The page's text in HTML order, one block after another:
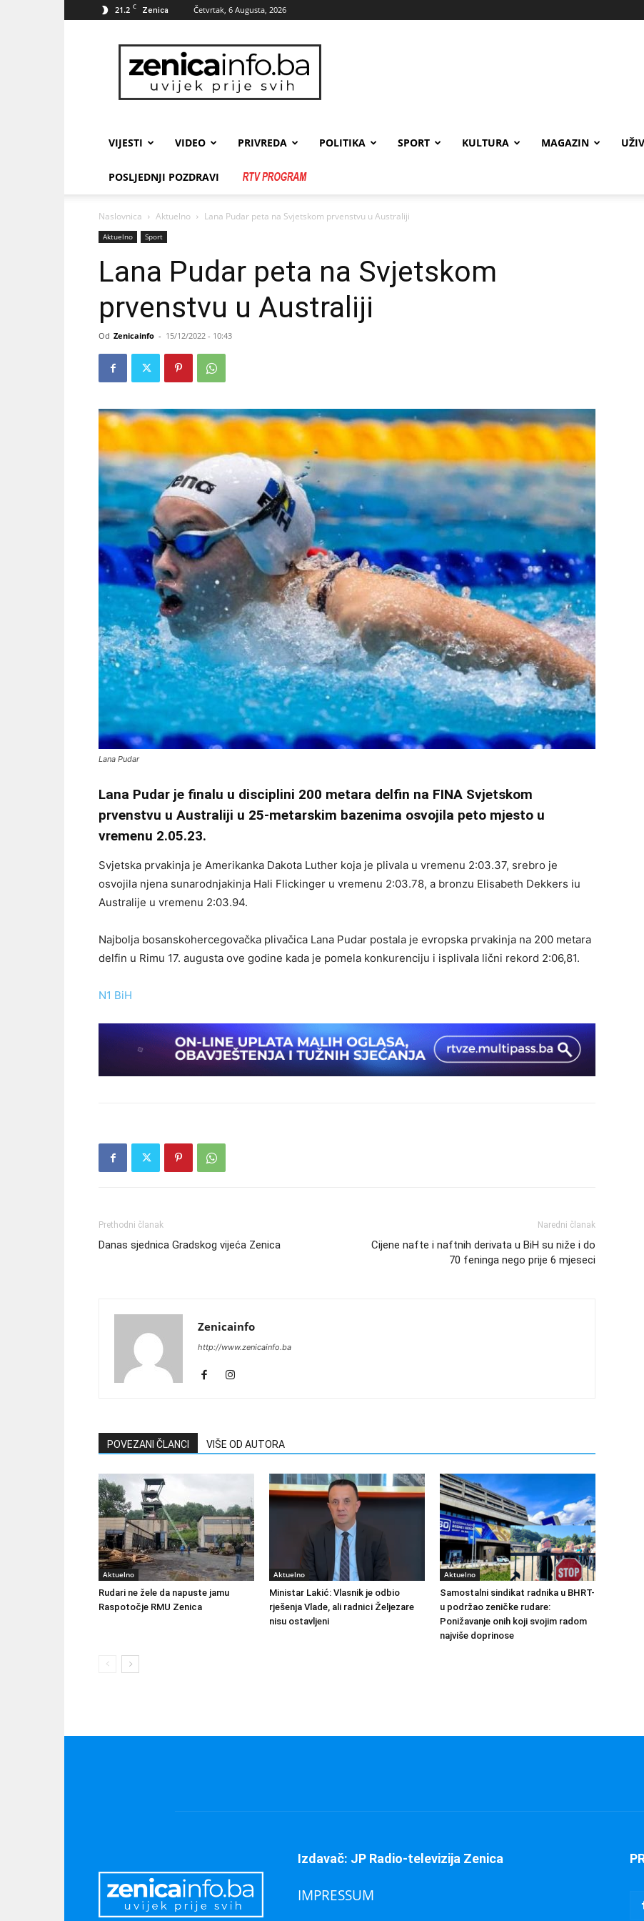
21.2 C Zenica Četvrtak, 6 Augusta, 2026
zenicainfo.ba
VIJESTI VIDEO PRIVREDA POLITIKA SPORT KULTURA MAGAZIN
POSLJEDNJI POZDRAVI
Naslovnica Aktuelno Lana Pudar peta na Svjetskom prvenstvu u Australiji
Aktuelno Sport
Lana Pudar peta na Svjetskom
prvenstvu u Australiji
Od Zenicainfo - 15/12/2022 - 10:43
Lana Pudar
Lana Pudar je finalu u disciplini 200 metara delfin na FINA Svjetskom
prvenstvu u Australiji u 25-metarskim bazenima osvojila peto mjesto u
vremenu 2.05.23.
Svjetska prvakinja je Amerikanka Dakota Luther koja je plivala u vremenu 2:03.37, srebro je
osvojila njena sunarodnjakinja Hali Flickinger u vremenu 2:03.78, a bronzu Elisabeth Dekkers iu
Australije u vremenu 2:03.94.
Najbolja bosanskohercegovačka plivačica Lana Pudar postala je evropska prvakinja na 200 metara
delfin u Rimu 17. augusta ove godine kada je pomela konkurenciju i isplivala lični rekord 2:06,81.
N1 BiH
Prethodni članak
Danas sjednica Gradskog vijeća Zenica
Naredni članak
Cijene nafte i naftnih derivata u BiH su niže i do
70 feninga nego prije 6 mjeseci
Zenicainfo
http://www.zenicainfo.ba
POVEZANI ČLANCI VIŠE OD AUTORA
Aktuelno
Rudari ne žele da napuste jamu
Raspotočje RMU Zenica
Aktuelno
Ministar Lakić: Vlasnik je odbio
rješenja Vlade, ali radnici Željezare
nisu ostavljeni
Aktuelno
Samostalni sindikat radnika u BHRT-
u podržao zeničke rudare:
Ponižavanje onih koji svojim radom
najviše doprinose
Izdavač: JP Radio-televizija Zenica
IMPRESSUM